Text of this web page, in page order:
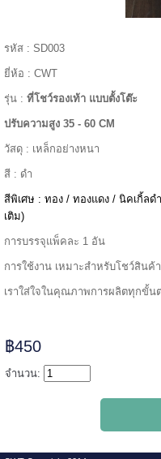
รหัส : SD003
ยี่ห้อ : CWT
รุ่น : ที่โชว์รองเท้า แบบตั้งโต๊ะ
ปรับความสูง 35 - 60 CM
วัสดุ : เหล็กอย่างหนา
สี : ดำ
สีพิเศษ : ทอง / ทองแดง / นิคเกิ้ล
เติม)
การบรรจุแพ็คละ 1 อัน
การใช้งาน เหมาะสำหรับโชว์สินค้
เราใส่ใจในคุณภาพการผลิตทุกขั้น
฿450
จำนวน: